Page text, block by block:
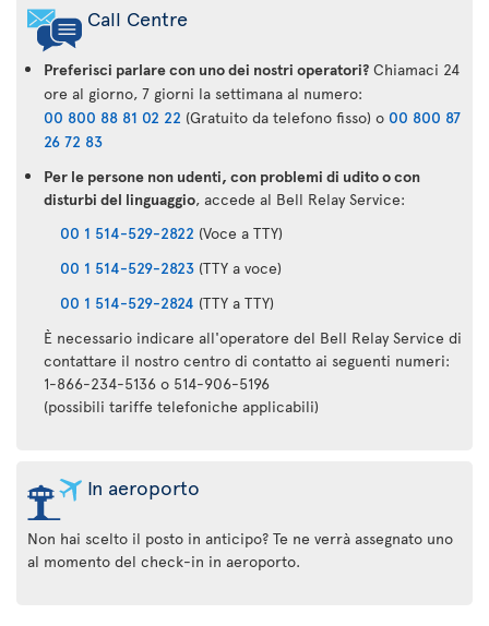
Transat
Call Centre
Preferisci parlare con uno dei nostri operatori? Chiamaci 24
ore al giorno, 7 giorni la settimana al numero:
00 800 88 81 02 22 (Gratuito da telefono fisso) o 00 800 87
26 72 83
Per le persone non udenti, con problemi di udito o con
disturbi del linguaggio, accede al Bell Relay Service:
00 1 514-529-2822 (Voce a TTY)
00 1 514-529-2823 (TTY a voce)
00 1 514-529-2824 (TTY a TTY)
È necessario indicare all'operatore del Bell Relay Service di
contattare il nostro centro di contatto ai seguenti numeri:
1-866-234-5136 o 514-906-5196
(possibili tariffe telefoniche applicabili)
In aeroporto
Non hai scelto il posto in anticipo? Te ne verrà assegnato uno
al momento del check-in in aeroporto.